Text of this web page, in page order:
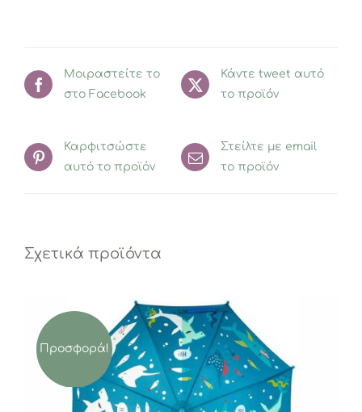
Μοιραστείτε το
στο Facebook
Κάντε tweet αυτό
το προϊόν
Καρφιτσώστε
αυτό το προϊόν
Στείλτε με email
το προϊόν
Σχετικά προϊόντα
Προσφορά!